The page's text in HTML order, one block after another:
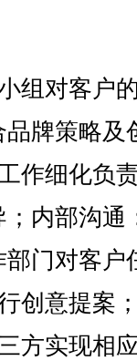
组对客户
牌策略及
作细化负
内部沟
门对客户
创意提案
方实现相